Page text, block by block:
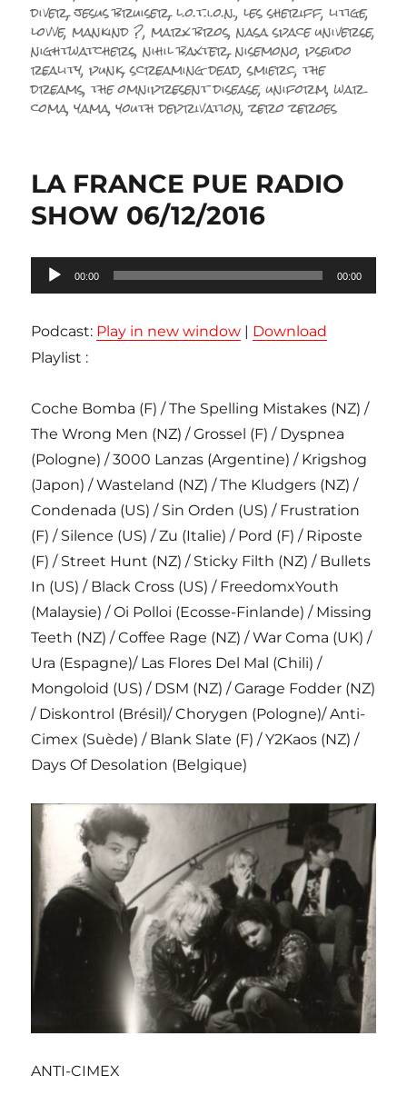
diver,jesus bruiser,l.o.t.i.o.n.,les sheriff,litige,
lovve,mankind ?,marx bros,nasa space universe,
nightwatchers,nihil baxter,nisemono,pseudo
reality,punk,screaming dead,smierc,the
dreams,the omnipresent disease,uniform,war
coma,yama,youth deprivation,zero zeroes
LA FRANCE PUE RADIO
SHOW 06/12/2016
Lecteur
audio
00:00 00:00
Podcast: Play in new window | Download
Playlist :
Coche Bomba (F) / The Spelling Mistakes (NZ) /
The Wrong Men (NZ) / Grossel (F) / Dyspnea
(Pologne) / 3000 Lanzas (Argentine) / Krigshog
(Japon) / Wasteland (NZ) / The Kludgers (NZ) /
Condenada (US) / Sin Orden (US) / Frustration
(F) / Silence (US) / Zu (Italie) / Pord (F) / Riposte
(F) / Street Hunt (NZ) / Sticky Filth (NZ) / Bullets
In (US) / Black Cross (US) / FreedomxYouth
(Malaysie) / Oi Polloi (Ecosse-Finlande) / Missing
Teeth (NZ) / Coffee Rage (NZ) / War Coma (UK) /
Ura (Espagne)/ Las Flores Del Mal (Chili) /
Mongoloid (US) / DSM (NZ) / Garage Fodder (NZ)
/ Diskontrol (Brésil)/ Chorygen (Pologne)/ Anti-
Cimex (Suède) / Blank Slate (F) / Y2Kaos (NZ) /
Days Of Desolation (Belgique)
ANTI-CIMEX